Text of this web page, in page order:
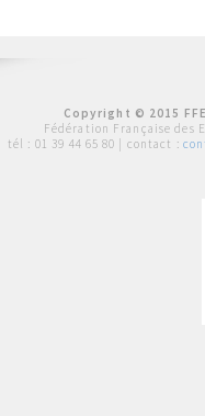
Copyright © 2015
Fédération Française des
tél : 01 39 44 65 80 | contact :